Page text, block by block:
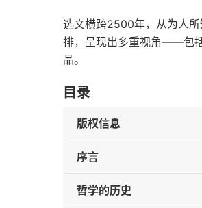
选文横跨2500年，从为人
排，呈现出多重视角——包
品。
目录
版权信息
序言
哲学的历史